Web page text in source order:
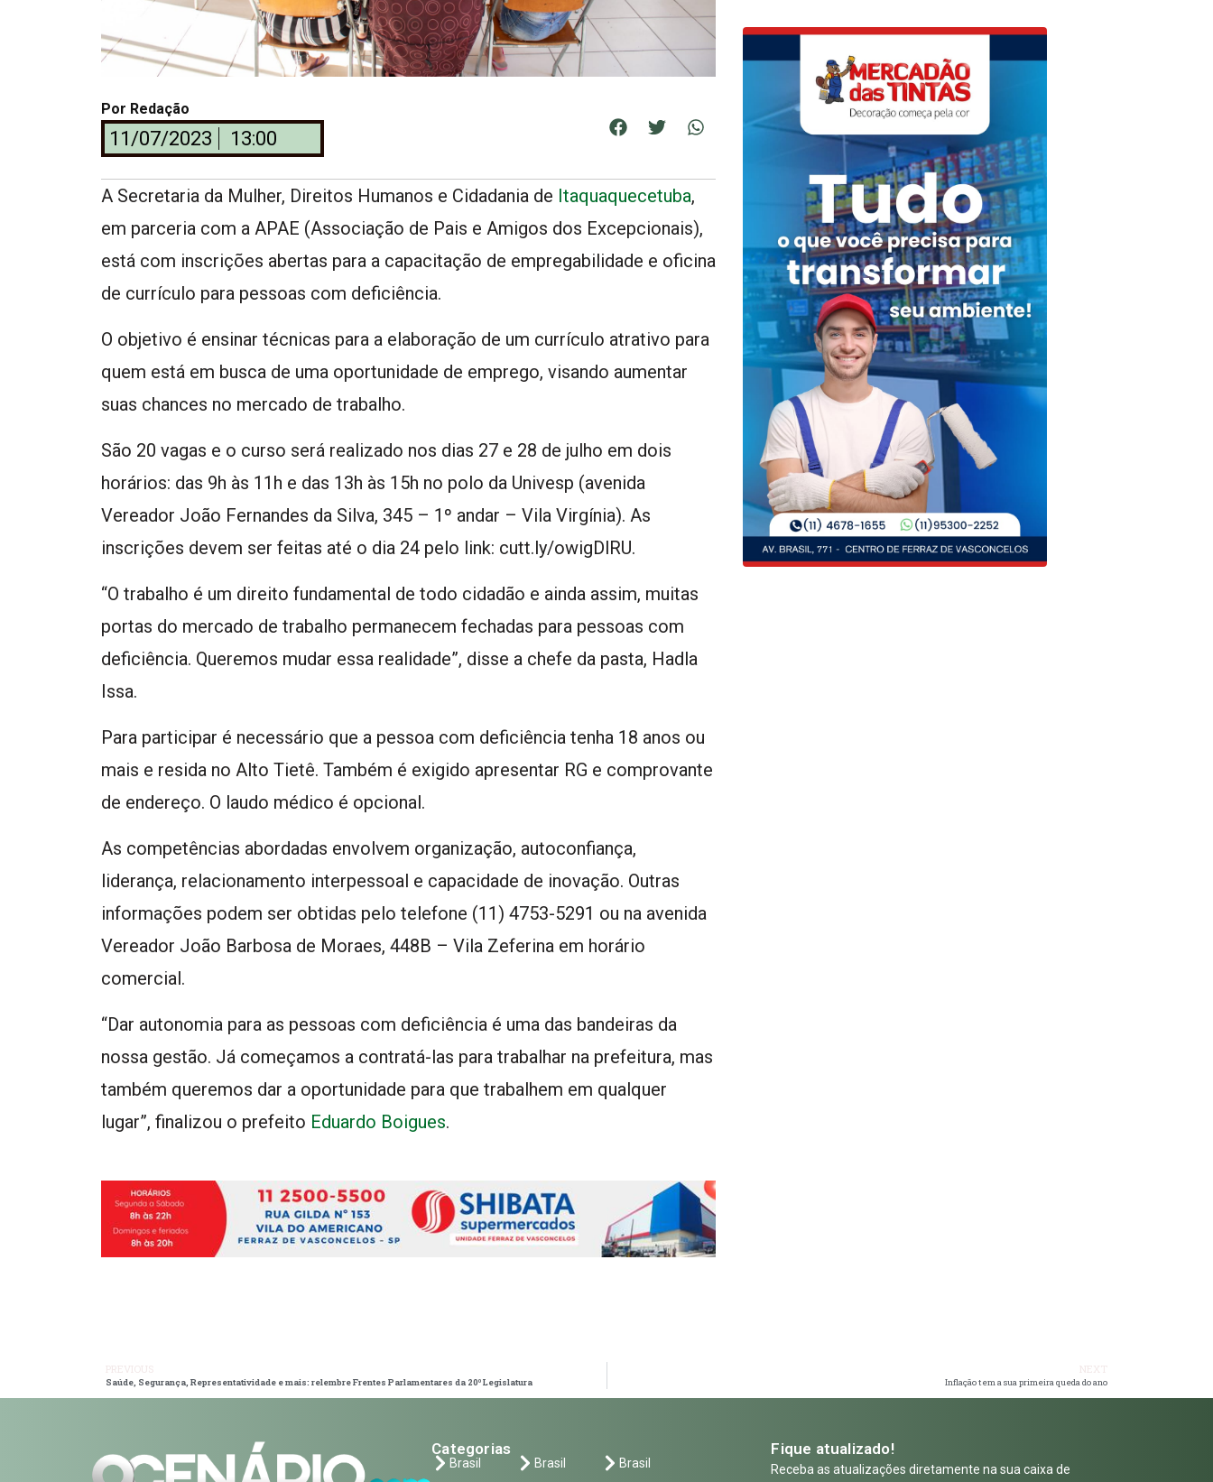
Por Redação
11/07/2023 13:00
A Secretaria da Mulher, Direitos Humanos e Cidadania de Itaquaquecetuba,
em parceria com a APAE (Associação de Pais e Amigos dos Excepcionais),
está com inscrições abertas para a capacitação de empregabilidade e oficina
de currículo para pessoas com deficiência.
O objetivo é ensinar técnicas para a elaboração de um currículo atrativo para
quem está em busca de uma oportunidade de emprego, visando aumentar
suas chances no mercado de trabalho.
São 20 vagas e o curso será realizado nos dias 27 e 28 de julho em dois
horários: das 9h às 11h e das 13h às 15h no polo da Univesp (avenida
Vereador João Fernandes da Silva, 345 – 1º andar – Vila Virgínia). As
inscrições devem ser feitas até o dia 24 pelo link: cutt.ly/owigDlRU.
“O trabalho é um direito fundamental de todo cidadão e ainda assim, muitas
portas do mercado de trabalho permanecem fechadas para pessoas com
deficiência. Queremos mudar essa realidade”, disse a chefe da pasta, Hadla
Issa.
Para participar é necessário que a pessoa com deficiência tenha 18 anos ou
mais e resida no Alto Tietê. Também é exigido apresentar RG e comprovante
de endereço. O laudo médico é opcional.
As competências abordadas envolvem organização, autoconfiança,
liderança, relacionamento interpessoal e capacidade de inovação. Outras
informações podem ser obtidas pelo telefone (11) 4753-5291 ou na avenida
Vereador João Barbosa de Moraes, 448B – Vila Zeferina em horário
comercial.
“Dar autonomia para as pessoas com deficiência é uma das bandeiras da
nossa gestão. Já começamos a contratá-las para trabalhar na prefeitura, mas
também queremos dar a oportunidade para que trabalhem em qualquer
lugar”, finalizou o prefeito Eduardo Boigues.
Saúde, Segurança, Representatividade e mais: relembre Frentes Parlamentares da 20º Legislatura Inflação tem a sua primeira queda do ano
Categorias
Brasil Brasil Brasil
Fique atualizado!
Receba as atualizações diretamente na sua caixa de